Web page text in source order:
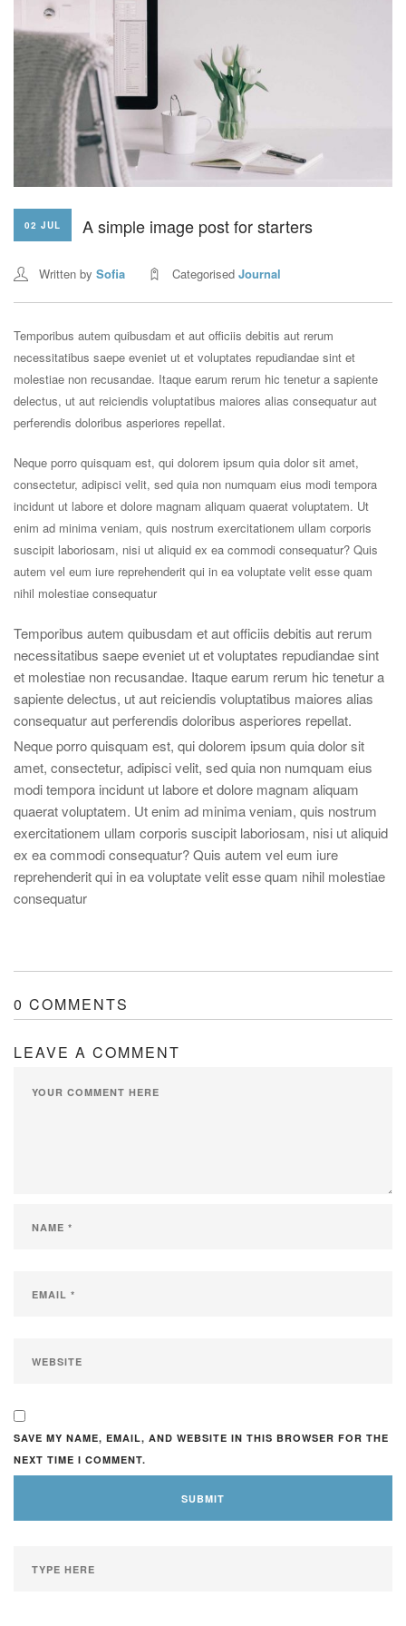
02 JUL A simple image post for starters
Written by Sofia Categorised Journal
Temporibus autem quibusdam et aut officiis debitis aut rerum
necessitatibus saepe eveniet ut et voluptates repudiandae sint et
molestiae non recusandae. Itaque earum rerum hic tenetur a sapiente
delectus, ut aut reiciendis voluptatibus maiores alias consequatur aut
perferendis doloribus asperiores repellat.
Neque porro quisquam est, qui dolorem ipsum quia dolor sit amet,
consectetur, adipisci velit, sed quia non numquam eius modi tempora
incidunt ut labore et dolore magnam aliquam quaerat voluptatem. Ut
enim ad minima veniam, quis nostrum exercitationem ullam corporis
suscipit laboriosam, nisi ut aliquid ex ea commodi consequatur? Quis
autem vel eum iure reprehenderit qui in ea voluptate velit esse quam
nihil molestiae consequatur
Temporibus autem quibusdam et aut officiis debitis aut rerum
necessitatibus saepe eveniet ut et voluptates repudiandae sint
et molestiae non recusandae. Itaque earum rerum hic tenetur a
sapiente delectus, ut aut reiciendis voluptatibus maiores alias
consequatur aut perferendis doloribus asperiores repellat.
Neque porro quisquam est, qui dolorem ipsum quia dolor sit
amet, consectetur, adipisci velit, sed quia non numquam eius
modi tempora incidunt ut labore et dolore magnam aliquam
quaerat voluptatem. Ut enim ad minima veniam, quis nostrum
exercitationem ullam corporis suscipit laboriosam, nisi ut aliquid
ex ea commodi consequatur? Quis autem vel eum iure
reprehenderit qui in ea voluptate velit esse quam nihil molestiae
consequatur
0 COMMENTS
LEAVE A COMMENT
SAVE MY NAME, EMAIL, AND WEBSITE IN THIS BROWSER FOR THE
NEXT TIME I COMMENT.